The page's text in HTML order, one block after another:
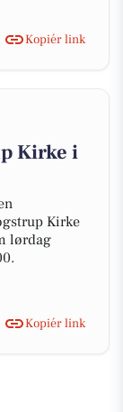
Kopiér link
Kirke i
Kirke
lørdag
Kopiér link